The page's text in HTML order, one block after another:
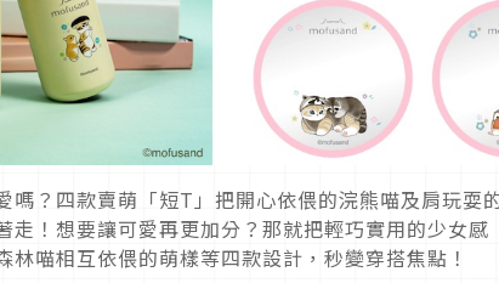
嗎？四款賣萌「短T」把開心依偎的浣熊喵及肩玩耍
走！想要讓可愛再更加分？那就把輕巧實用的少女感
林喵相互依偎的萌樣等四款設計，秒變穿搭焦點！